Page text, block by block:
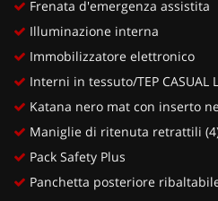
Frenata d'emergenza assistita
Illuminazione interna
Immobilizzatore elettronico
Interni in tessuto/TEP
Katana nero mat con inserto
Maniglie di ritenuta retrattili
Pack Safety Plus
Panchetta posteriore